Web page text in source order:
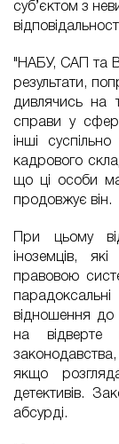
суб’єктом з
"НАБУ, САП та
результати,
дивлячись на
справи у
інші
кадрового
що ці особи
продовжує він.
При цьому
іноземців,
правовою
відношення до
на відверте
якщо
детективів.
абсурді.